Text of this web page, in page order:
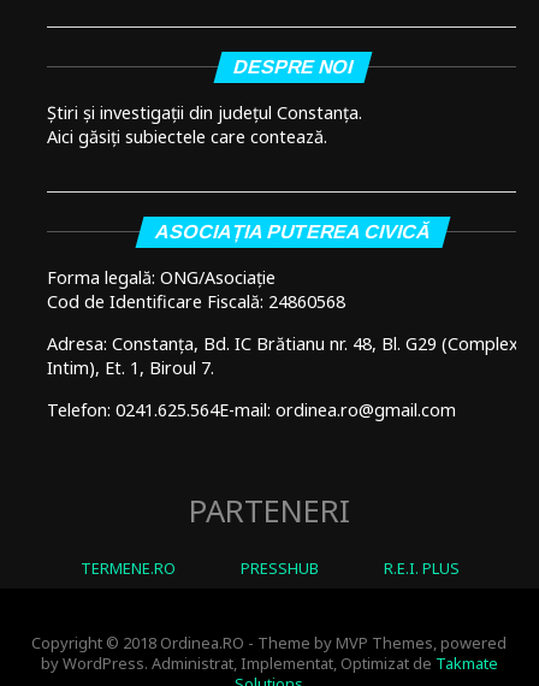
DESPRE NOI
Știri și investigații din județul Constanța.
Aici găsiți subiectele care contează.
ASOCIAȚIA PUTEREA CIVICĂ
Forma legală: ONG/Asociație
Cod de Identificare Fiscală: 24860568
Adresa: Constanța, Bd. IC Brătianu nr. 48, Bl. G29 (Complex
Intim), Et. 1, Biroul 7.
Telefon: 0241.625.564E-mail: ordinea.ro@gmail.com
PARTENERI
TERMENE.RO PRESSHUB R.E.I. PLUS
Copyright © 2018 Ordinea.RO - Theme by MVP Themes, powered
by WordPress. Administrat, Implementat, Optimizat de Takmate